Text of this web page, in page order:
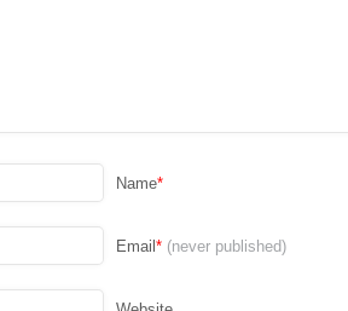
Name*
Email* (never published)